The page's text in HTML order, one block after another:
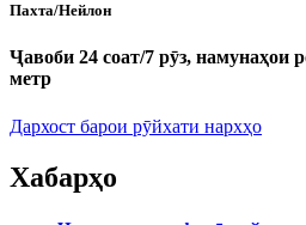
Пахта/Нейлон
Ҷавоби 24 соат/7 рӯз, намунаҳои
метр
Дархост барои рӯйхати нархҳо
Хабарҳо